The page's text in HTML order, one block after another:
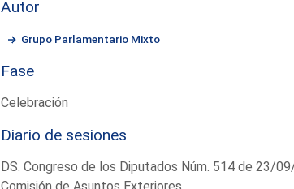
Autor
Grupo Parlamentario Mixto
Fase
Celebración
Diario de sesiones
DS. Congreso de los Diputados Núm. 514 de 23/
Comisión de Asuntos Exteriores